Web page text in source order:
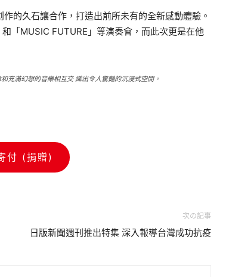
的久石讓合作，打造出前所未有的全新感動體驗。
「MUSIC FUTURE」等演奏會，而此次更是在他
充滿幻想的音樂相互交 織出令人驚豔的沉浸式空間。
付 (捐贈)
次の記事
日版新聞週刊推出特集 深入報導台灣成功抗疫